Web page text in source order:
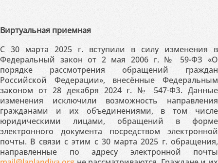
Виртуальная приемная
С 30 марта 2025 г. вступили в силу изменения в
Федеральный закон от 2 мая 2006 г. № 59-ФЗ «О
порядке рассмотрения обращений граждан
Российской Федерации», внесённые Федеральным
законом от 28 декабря 2024 г. № 547-ФЗ. Данные
изменения исключили возможность направления
гражданами и их объединениями, в том числе
юридическими лицами, обращений в форме
электронного документа посредством электронной
почты. В связи с этим с 30 марта 2025 г. обращения,
направленные по адресу электронной почты